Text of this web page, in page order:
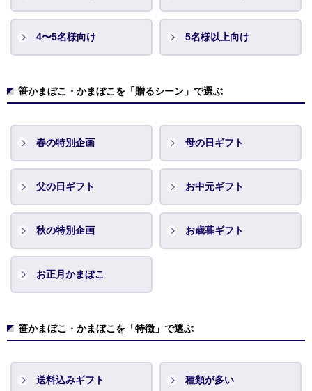
4〜5名様向け 5名様以上向け
笹かまぼこ・かまぼこを「贈るシーン」で選ぶ
春の特別企画 母の日ギフト
父の日ギフト お中元ギフト
秋の特別企画 お歳暮ギフト
お正月かまぼこ
笹かまぼこ・かまぼこを「特徴」で選ぶ
送料込みギフト 種類が多い